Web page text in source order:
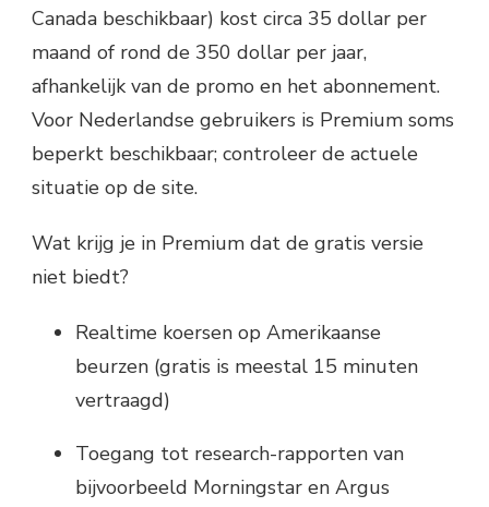
Canada beschikbaar) kost circa 35 dollar per
maand of rond de 350 dollar per jaar,
afhankelijk van de promo en het abonnement.
Voor Nederlandse gebruikers is Premium soms
beperkt beschikbaar; controleer de actuele
situatie op de site.
Wat krijg je in Premium dat de gratis versie
niet biedt?
Realtime koersen op Amerikaanse
beurzen (gratis is meestal 15 minuten
vertraagd)
Toegang tot research-rapporten van
bijvoorbeeld Morningstar en Argus